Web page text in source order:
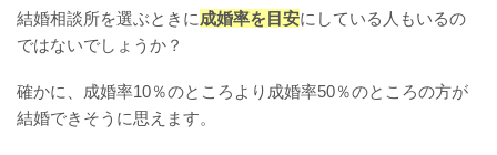
結婚相談所を選ぶときに成婚率を目安にしている人もいるの
ではないでしょうか？
確かに、成婚率10％のところより成婚率50％のところの方が
結婚できそうに思えます。